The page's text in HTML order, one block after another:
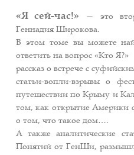
«Я сей-час!» — это
Геннадия Широкова.
В этом томе вы можете
ответить на вопрос «Кто Я?»
рассказ о встрече с
статьи-вопли-взрывы о
путешествии по Крыму и
том, как открытие Америки
о том, что такое дом….
А также аналитические
Понятий от ГенШи,